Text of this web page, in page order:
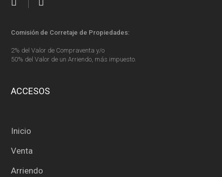
Comisión de Corretaje de Propiedades:
2% del Valor de Compraventa y/o
50% del Valor de un Arriendo, más impuesto.
ACCESOS
Inicio
Venta
Arriendo